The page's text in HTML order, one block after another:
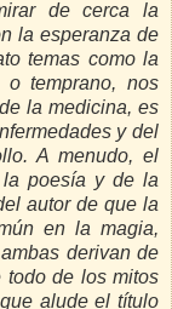
de cerca la
la esperanza de
temas como la
o temprano, nos
la medicina, es
y del
A menudo, el
la poesía y de la
autor de que la
en la magia,
derivan de
de los mitos
alude el título